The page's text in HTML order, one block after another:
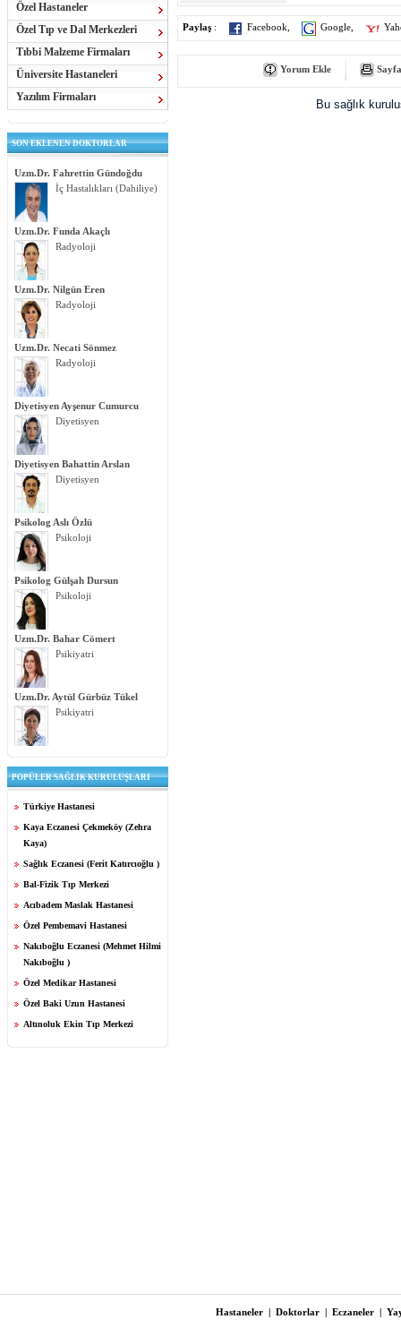
Özel Hastaneler
Özel Tıp ve Dal Merkezleri
Tıbbi Malzeme Firmaları
Üniversite Hastaneleri
Yazılım Firmaları
SON EKLENEN DOKTORLAR
Uzm.Dr. Fahrettin Gündoğdu
İç Hastalıkları (Dahiliye)
Uzm.Dr. Funda Akaçlı
Radyoloji
Uzm.Dr. Nilgün Eren
Radyoloji
Uzm.Dr. Necati Sönmez
Radyoloji
Diyetisyen Ayşenur Cumurcu
Diyetisyen
Diyetisyen Bahattin Arslan
Diyetisyen
Psikolog Aslı Özlü
Psikoloji
Psikolog Gülşah Dursun
Psikoloji
Uzm.Dr. Bahar Cömert
Psikiyatri
Uzm.Dr. Aytül Gürbüz Tükel
Psikiyatri
POPÜLER SAĞLIK KURULUŞLARI
Türkiye Hastanesi
Kaya Eczanesi Çekmeköy (Zehra
Kaya)
Sağlık Eczanesi (Ferit Katırcıoğlu )
Bal-Fizik Tıp Merkezi
Acıbadem Maslak Hastanesi
Özel Pembemavi Hastanesi
Nakıboğlu Eczanesi (Mehmet Hilmi
Nakıboğlu )
Özel Medikar Hastanesi
Özel Baki Uzun Hastanesi
Altınoluk Ekin Tıp Merkezi
Paylaş : Facebook Google
Yorum Ekle
Bu sağlık
Hastaneler | Doktorlar | Eczaneler |